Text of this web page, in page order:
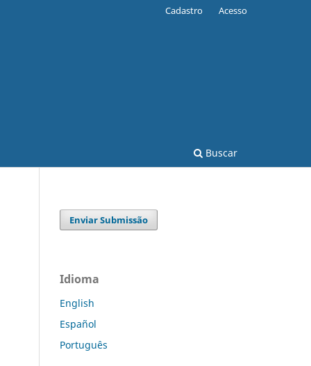
Buscar
Cadastro Acesso
Enviar Submissão
Idioma
English
Español
Português